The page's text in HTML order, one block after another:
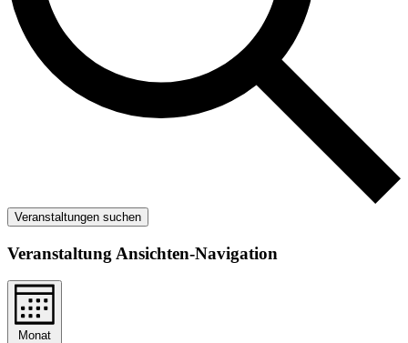
Veranstaltungen suchen
Veranstaltung Ansichten-Navigation
Monat